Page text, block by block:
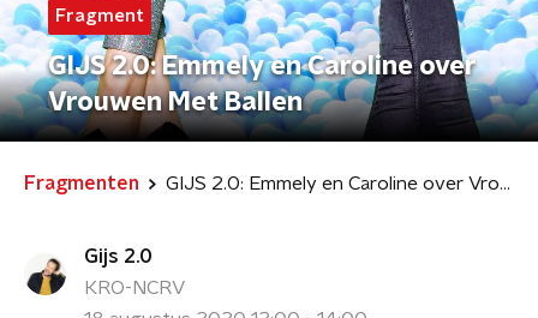
Fragment
GIJS 2.0: Emmely en Caroline over
Vrouwen Met Ballen
Fragmenten GIJS 2.0: Emmely en Caroline over Vrouwen Met Ballen
Gijs 2.0
KRO-NCRV